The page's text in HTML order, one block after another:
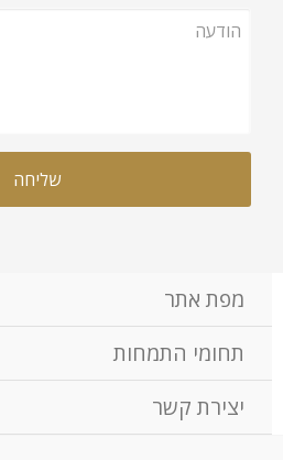
מפת אתר
תחומי התמחות
יצירת קשר